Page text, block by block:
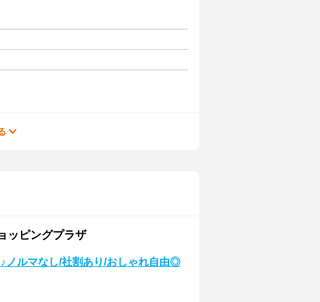
ッピングプラザ
ノルマなし/社割あり/おしゃれ自由◎